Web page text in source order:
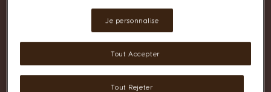
SPARKY CHERRY
Je personnalise
Tout Rejeter
Tout Accepter